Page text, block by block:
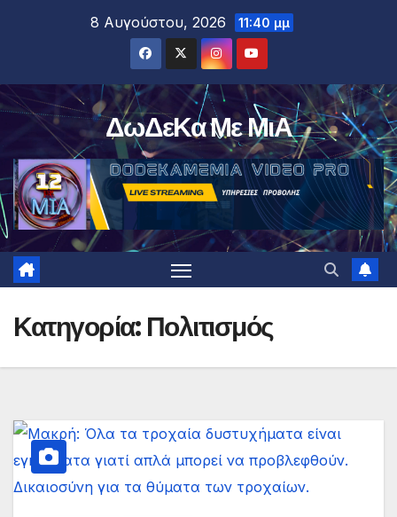
8 Αυγούστου, 2026 11:40 μμ
ΔωΔεΚα Με ΜιΑ
Κατηγορία: Πολιτισμός